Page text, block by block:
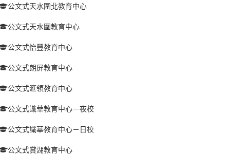
公文式天水圍北教育中心
公文式天水圍教育中心
公文式怡豐教育中心
公文式朗屏教育中心
公文式滙領教育中心
公文式識華教育中心－夜校
公文式識華教育中心－日校
公文式賞湖教育中心